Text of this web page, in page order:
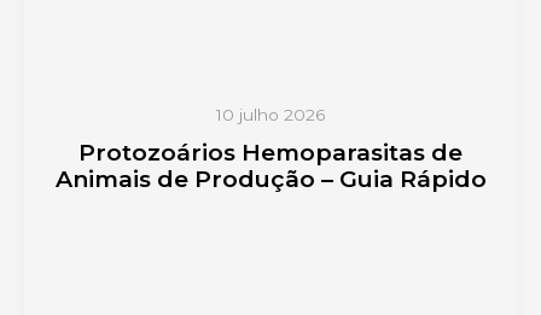
10 julho 2026
Protozoários Hemoparasitas de
Animais de Produção – Guia Rápido